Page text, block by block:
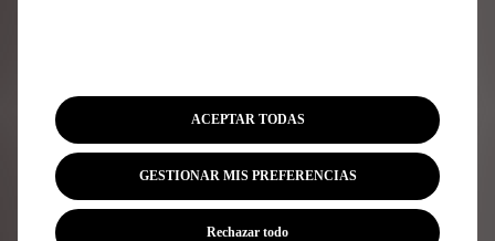
GESTIONAR MIS PREFERENCIAS
ACEPTAR TODAS
Rechazar todo